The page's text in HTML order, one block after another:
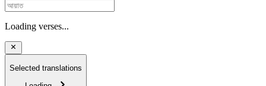
Loading verses...
Selected translations